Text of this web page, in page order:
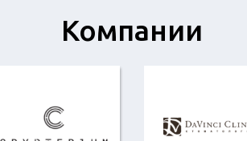
Компании